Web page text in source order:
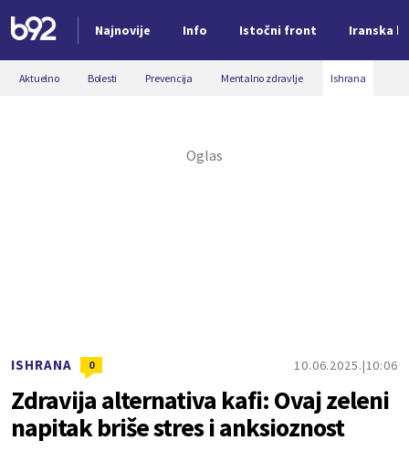
Najnovije Info Istočni front Iranska
Nova vest
Aktuelno Bolesti Prevencija Mentalno zdravlje Ishrana
ISHRANA 0 10.06.2025. 10:06
Zdravija alternativa kafi: Ovaj zeleni
napitak briše stres i anksioznost